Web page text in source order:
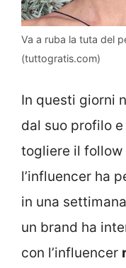
Va a ruba la tuta del
(tuttogratis.com)
In questi giorni
dal suo profilo
togliere il follow
l’influencer ha
in una
un brand ha
con l’influencer